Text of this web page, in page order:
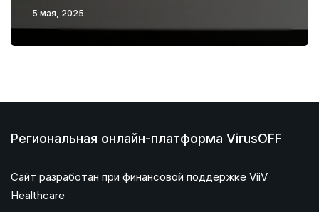
5 мая, 2025
Региональная онлайн-платформа VirusOFF
Сайт разработан при финансовой поддержке ViiV
Healthcare